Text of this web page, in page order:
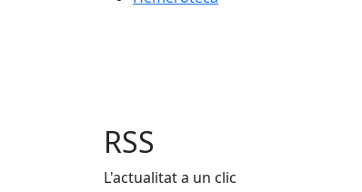
RSS
L'actualitat a un clic